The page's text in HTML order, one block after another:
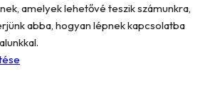
amelyek lehetővé teszik számunkra,
abba, hogyan lépnek kapcsolatba